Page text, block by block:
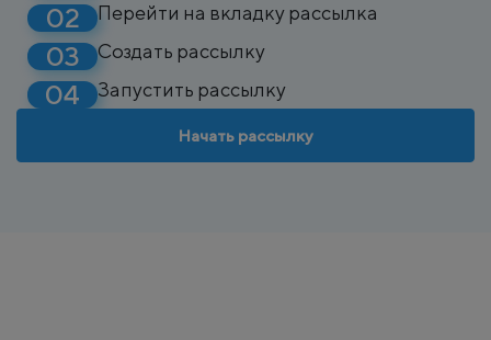
Перейти на вкладку рассылка
Создать рассылку
Запустить рассылку
Начать рассылку